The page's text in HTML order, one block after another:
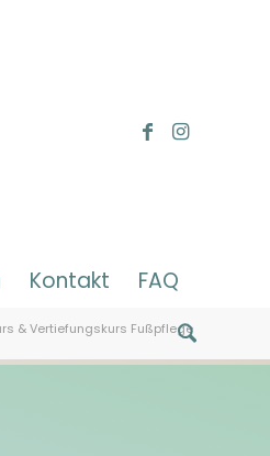
Kontakt FAQ
& Vertiefungskurs Fußpflege